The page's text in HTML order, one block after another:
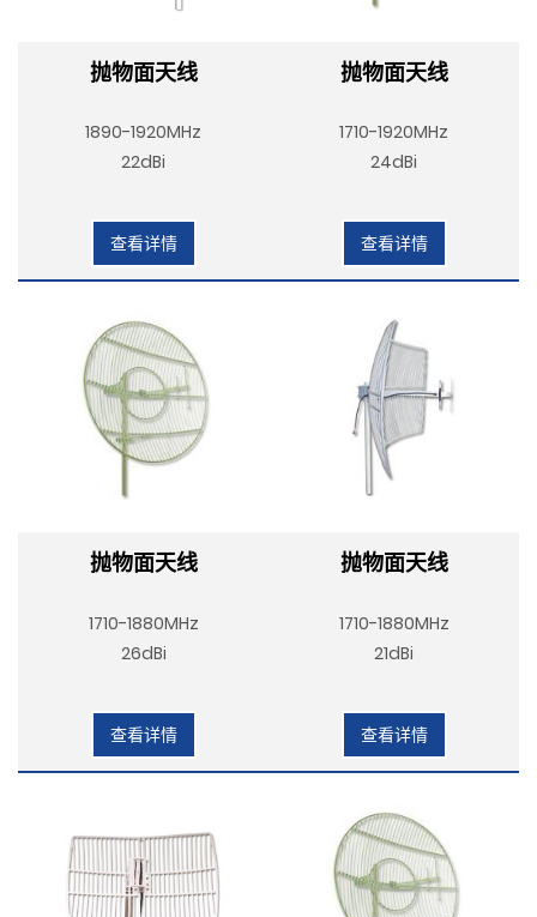
抛物面天线
1890-1920MHz
22dBi
查看详情
抛物面天线
1710-1920MHz
24dBi
查看详情
抛物面天线
1710-1880MHz
26dBi
查看详情
抛物面天线
1710-1880MHz
21dBi
查看详情